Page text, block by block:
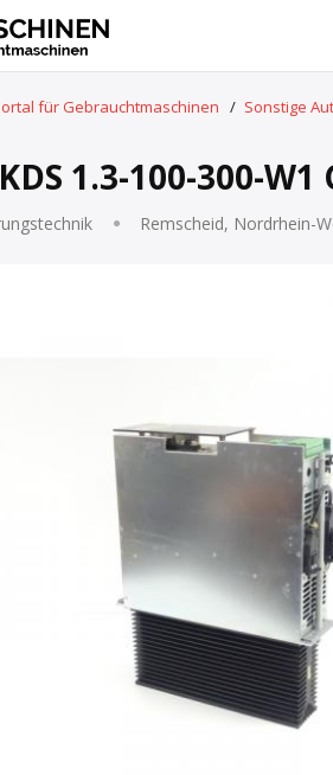
für Gebrauchtmaschinen / Sonstige
1.3-100-300-
Remscheid, Nordrhein-